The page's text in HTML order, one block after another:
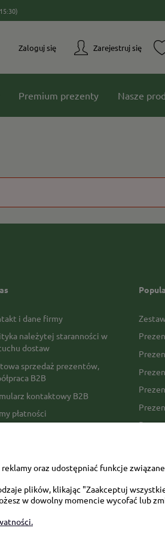
Zarejestruj się
Zaloguj się
Premium prezenty Nasze
i dane firmy
należytej staranności w
dostaw
sprzedaż prezentów,
B2B
kontaktowy B2B
płatności
Trustmate
kategorii
oraz udostępniać funkcje
plików, klikając "Zaakceptuj
w dowolny momencie wycofać lub